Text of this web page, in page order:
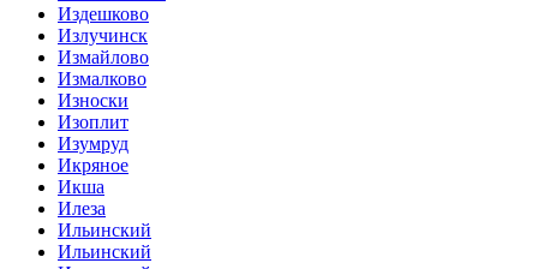
Издешково
Излучинск
Измайлово
Измалково
Износки
Изоплит
Изумруд
Икряное
Икша
Илеза
Ильинский
Ильинский